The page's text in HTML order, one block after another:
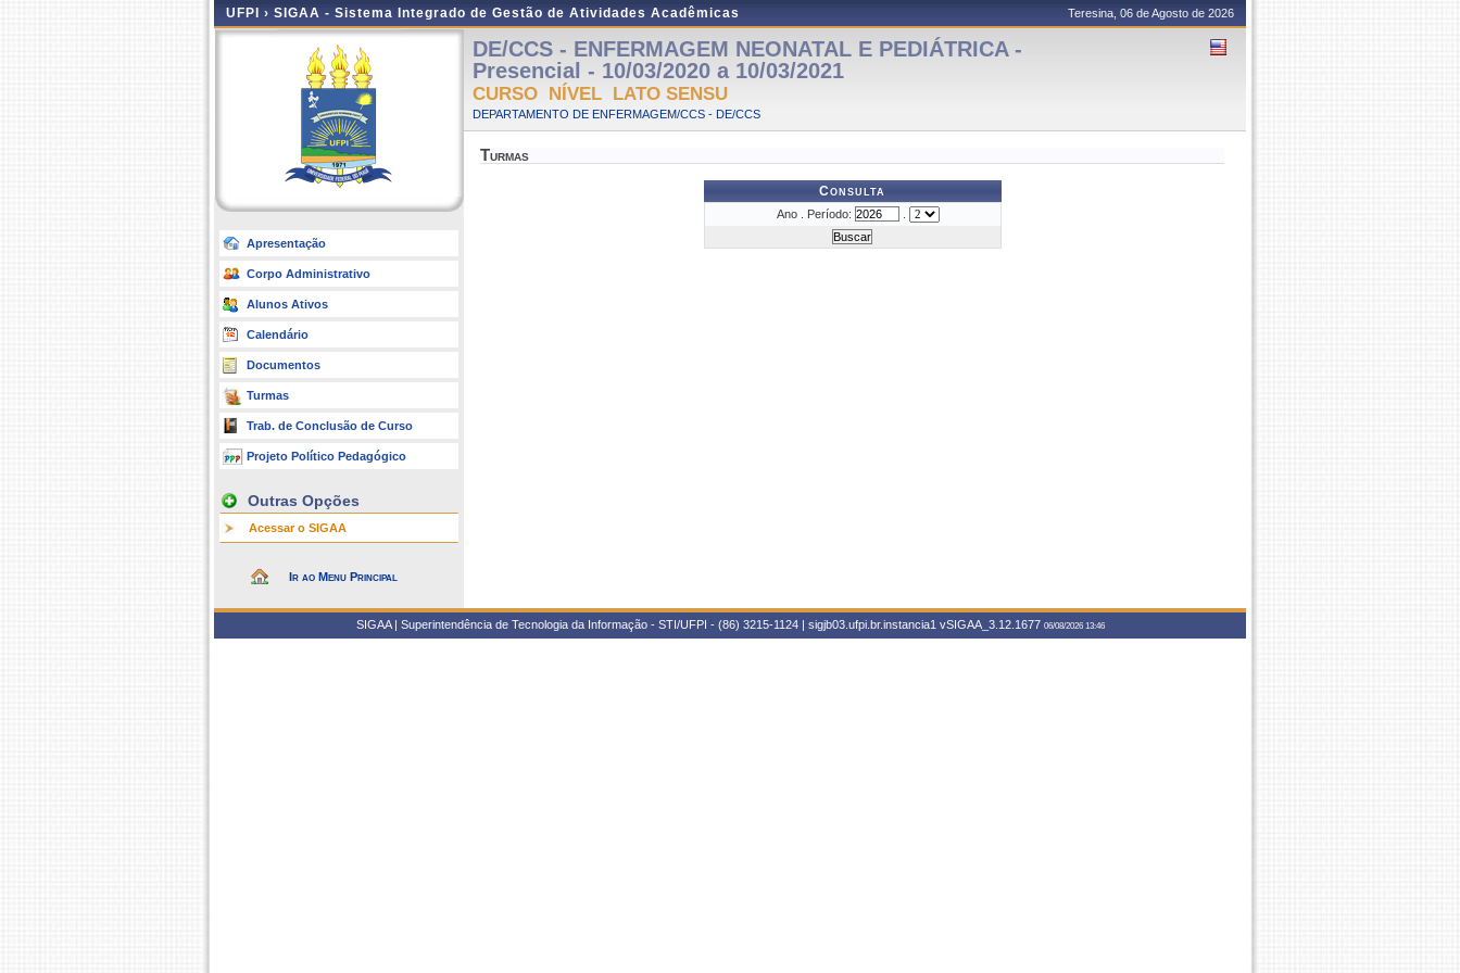
UFPI › SIGAA - Sistema Integrado de Gestão de Atividades Acadêmicas Teresina, 06 de Agosto de 2026
Apresentação
Corpo Administrativo
Alunos Ativos
Calendário
Documentos
Turmas
Trab. de Conclusão de Curso
Projeto Político Pedagógico
Outras Opções
Acessar o SIGAA
Ir ao Menu Principal
DE/CCS - ENFERMAGEM NEONATAL E PEDIÁTRICA -
Presencial - 10/03/2020 a 10/03/2021
CURSO NÍVEL LATO SENSU
DEPARTAMENTO DE ENFERMAGEM/CCS - DE/CCS
Turmas
Consulta
Ano . Período:
SIGAA | Superintendência de Tecnologia da Informação - STI/UFPI - (86) 3215-1124 | sigjb03.ufpi.br.instancia1 vSIGAA_3.12.1677 06/08/2026 13:46